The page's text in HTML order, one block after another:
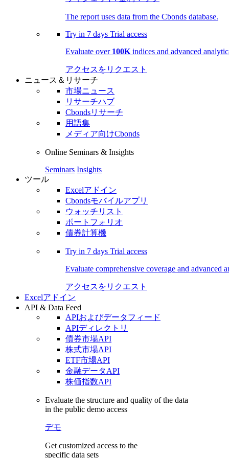
The report uses data from the Cbonds database.
Try in 7 days Trial access
Evaluate over 100K indices and advanced
アクセスをリクエスト
ニュース＆リサーチ
市場ニュース
リサーチハブ
Cbondsリサーチ
用語集
メディア向けCbonds
Online Seminars & Insights
Seminars Insights
ツール
Excelアドイン
Cbondsモバイルアプリ
ウォッチリスト
ポートフォリオ
債券計算機
Try in 7 days Trial access
Evaluate comprehensive coverage and advanced
アクセスをリクエスト
Excelアドイン
API & Data Feed
APIおよびデータフィード
APIディレクトリ
債券市場API
株式市場API
ETF市場API
金融データAPI
株価指数API
Evaluate the structure and quality of the data
in the public demo access
デモ
Get customized access to the
specific data sets